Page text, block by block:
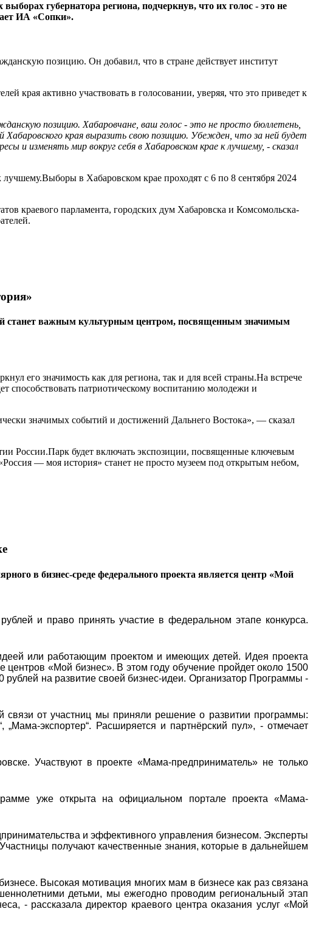
губернатора региона, подчеркнув, что их голос - это не
ИА «Сопки».
позицию. Он добавил, что в стране действует институт
края активно участвовать в голосовании, уверяя, что это приведет к
позицию. Хабаровчане, ваш голос - это не просто бюллетень,
края выразить свою позицию. Убежден, что за ней будет
изменять мир вокруг себя в Хабаровском крае к лучшему, - сказал
в Хабаровском крае проходят с 6 по 8 сентября 2024
краевого парламента, городских дум Хабаровска и Комсомольска-
станет важным культурным центром, посвященным значимым
его значимость как для региона, так и для всей страны.На встрече
способствовать патриотическому воспитанию молодежи и
значимых событий и достижений Дальнего Востока», — сказал
России.Парк будет включать экспозиции, посвященные ключевым
— моя история» станет не просто музеем под открытым небом,
в бизнес-среде федерального проекта является центр «Мой
и право принять участие в федеральном этапе конкурса.
или работающим проектом и имеющих детей. Идея проекта
«Мой бизнес». В этом году обучение пройдет около 1500
на развитие своей бизнес-идеи. Организатор Программы -
от участниц мы приняли решение о развитии программы:
экспортер“. Расширяется и партнёрский пул», - отмечает
Участвуют в проекте «Мама-предприниматель» не только
уже открыта на официальном портале проекта «Мама-
и эффективного управления бизнесом. Эксперты
получают качественные знания, которые в дальнейшем
Высокая мотивация многих мам в бизнесе как раз связана
детьми, мы ежегодно проводим региональный этап
- рассказала директор краевого центра оказания услуг «Мой